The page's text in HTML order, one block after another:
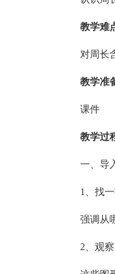
教学难
对周长
教学准
课件
教学过
一、导
1、找
强调从
2、观